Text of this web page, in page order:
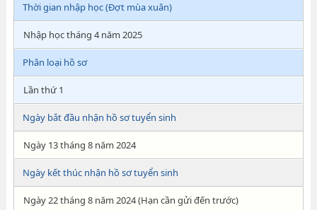
Thời gian nhập học (Đợt mùa xuân)
Nhập học tháng 4 năm 2025
Phân loại hồ sơ
Lần thứ 1
Ngày bắt đầu nhận hồ sơ tuyển sinh
Ngày 13 tháng 8 năm 2024
Ngày kết thúc nhận hồ sơ tuyển sinh
Ngày 22 tháng 8 năm 2024 (Hạn cần gửi đến trước)